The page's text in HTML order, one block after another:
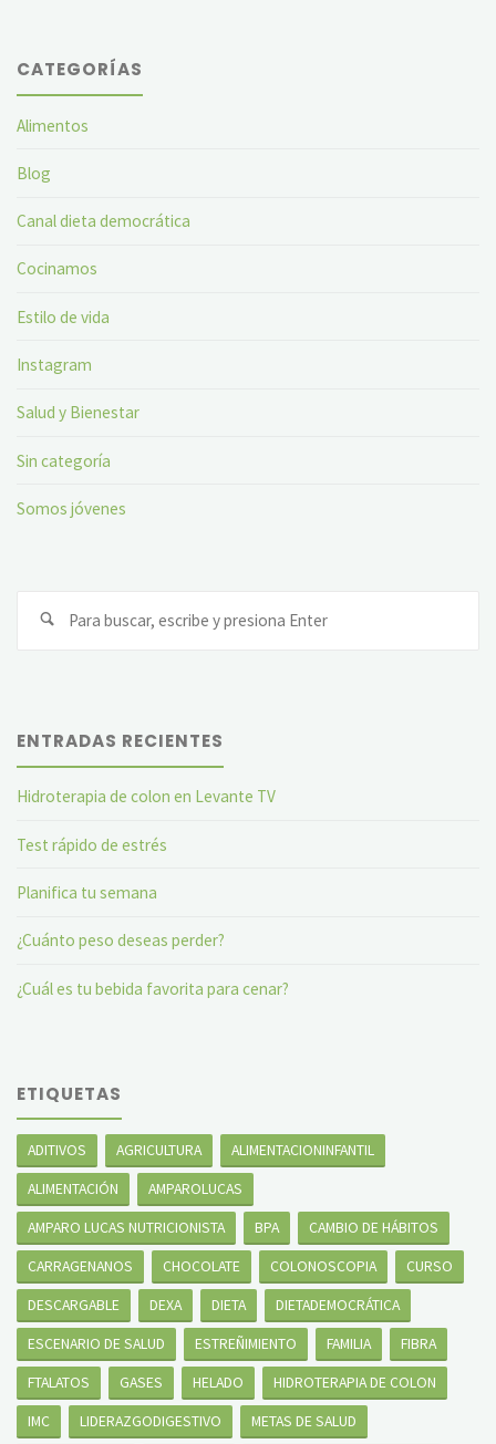
CATEGORÍAS
Alimentos
Blog
Canal dieta democrática
Cocinamos
Estilo de vida
Instagram
Salud y Bienestar
Sin categoría
Somos jóvenes
ENTRADAS RECIENTES
Hidroterapia de colon en Levante TV
Test rápido de estrés
Planifica tu semana
¿Cuánto peso deseas perder?
¿Cuál es tu bebida favorita para cenar?
ETIQUETAS
ADITIVOS AGRICULTURA
ALIMENTACIONINFANTIL
ALIMENTACIÓN
AMPAROLUCAS
AMPARO LUCAS NUTRICIONISTA
BPA
CAMBIO DE HÁBITOS
CARRAGENANOS
CHOCOLATE COLONOSCOPIA
CURSO
DESCARGABLE
DEXA DIETA
DIETADEMOCRÁTICA
ESCENARIO DE SALUD
ESTREÑIMIENTO FAMILIA
FIBRA
FTALATOS
GASES HELADO
HIDROTERAPIA DE COLON
IMC
LIDERAZGODIGESTIVO
METAS DE SALUD